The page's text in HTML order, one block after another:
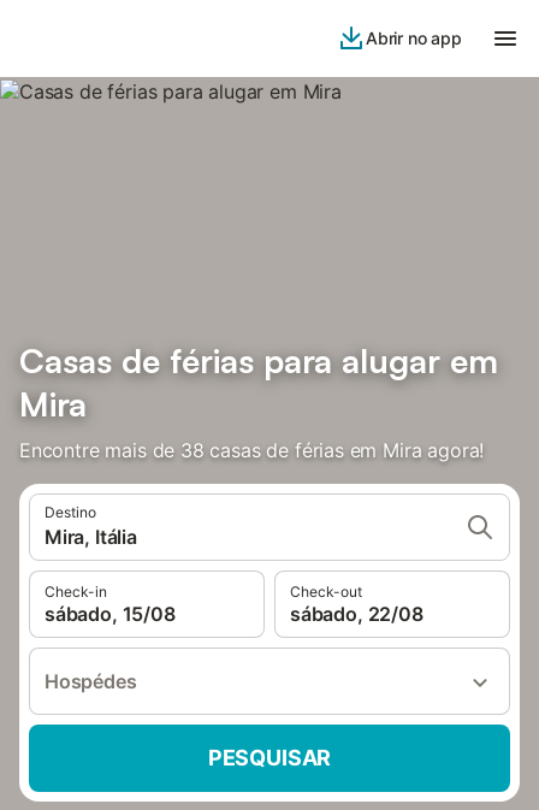
Abrir no app
Casas de férias para alugar em
Mira
Encontre mais de 38 casas de férias em Mira agora!
Destino
Mira, Itália
Check-in
sábado, 15/08
Check-out
sábado, 22/08
Hospédes
PESQUISAR